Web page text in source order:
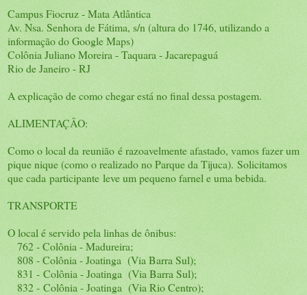
Campus Fiocruz - Mata Atlântica
Av. Nsa. Senhora de Fátima, s/n (altura do 1746, utilizando a
informação do Google Maps)
Colônia Juliano Moreira - Taquara - Jacarepaguá
Rio de Janeiro - RJ
A explicação de como chegar está no final dessa postagem.
ALIMENTAÇÂO:
Como o local da reunião é razoavelmente afastado, vamos fazer um
pique nique (como o realizado no Parque da Tijuca). Solicitamos
que cada participante leve um pequeno farnel e uma bebida.
TRANSPORTE
O local é servido pela linhas de ônibus:
762 - Colônia - Madureira;
808 - Colônia - Joatinga (Via Barra Sul);
831 - Colônia - Joatinga (Via Barra Sul);
832 - Colônia - Joatinga (Via Rio Centro);